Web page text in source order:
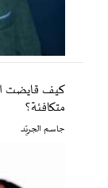
كيف قايضت
متكافئة؟
جاسم الجريّد